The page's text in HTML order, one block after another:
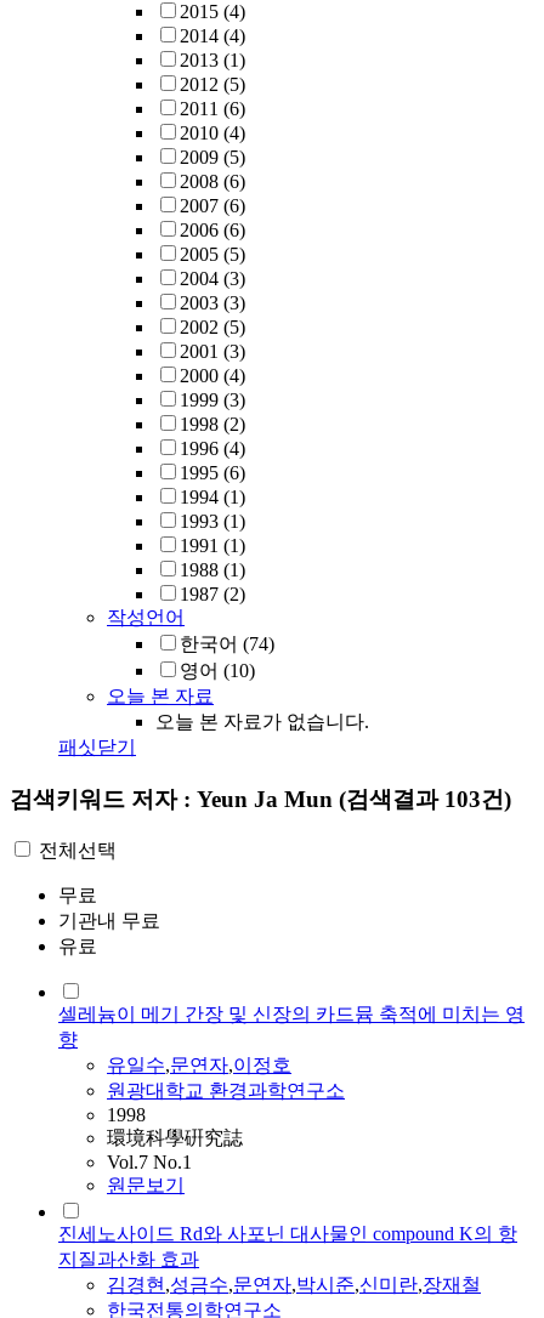
2015 (4)
2014 (4)
2013 (1)
2012 (5)
2011 (6)
2010 (4)
2009 (5)
2008 (6)
2007 (6)
2006 (6)
2005 (5)
2004 (3)
2003 (3)
2002 (5)
2001 (3)
2000 (4)
1999 (3)
1998 (2)
1996 (4)
1995 (6)
1994 (1)
1993 (1)
1991 (1)
1988 (1)
1987 (2)
작성언어
한국어 (74)
영어 (10)
오늘 본 자료
오늘 본 자료가 없습니다.
패싯닫기
검색키워드 저자 : Yeun Ja Mun (검색결과 103건)
전체선택
무료
기관내 무료
유료
셀레늄이 메기 간장 및 신장의 카드뮴 축적에 미치는 영
향
유일수,문연자,이정호
원광대학교 환경과학연구소
1998
環境科學硏究誌
Vol.7 No.1
원문보기
진세노사이드 Rd와 사포닌 대사물인 compound K의 항
지질과산화 효과
김경현,성금수,문연자,박시준,신미란,장재철
한국전통의학연구소